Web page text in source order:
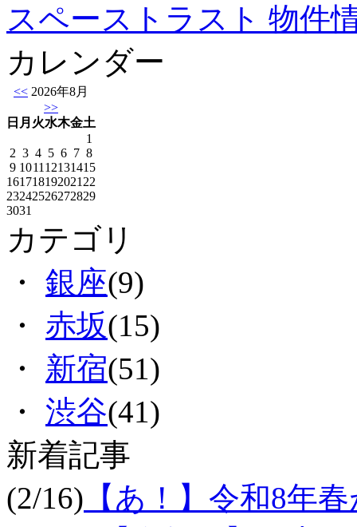
スペーストラスト 物件
カレンダー
<< 2026年8月
>>
日 月 火水木金土
1
2 3 4 5 6 7 8
9 1011 12131415
161718192021 22
23242526272829
3031
カテゴリ
・ 銀座(9)
・ 赤坂(15)
・ 新宿(51)
・ 渋谷(41)
新着記事
(2/16) 【あ！】令和8年